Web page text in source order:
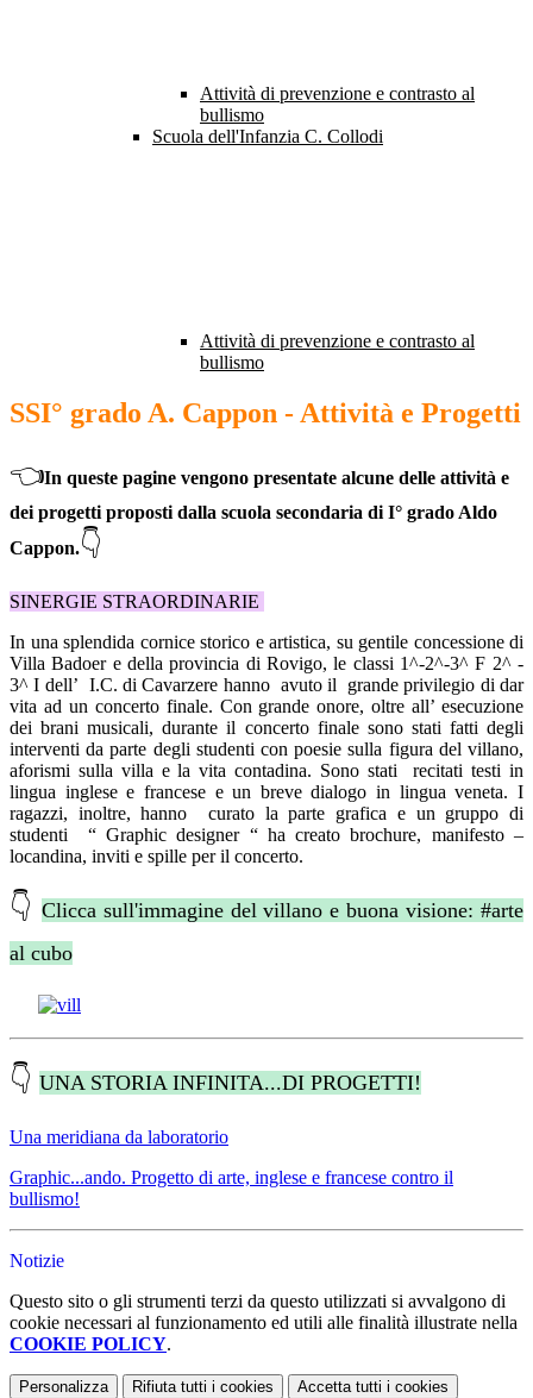
Attività di prevenzione e contrasto al
bullismo
Scuola dell'Infanzia C. Collodi
Attività di prevenzione e contrasto al
bullismo
SSI° grado A. Cappon - Attività e Progetti
👈In queste pagine vengono presentate alcune delle attività e
dei progetti proposti dalla scuola secondaria di I° grado Aldo
Cappon.👇
SINERGIE STRAORDINARIE
In una splendida cornice storico e artistica, su gentile concessione di
Villa Badoer e della provincia di Rovigo, le classi 1^-2^-3^ F 2^ -
3^ I dell’ I.C. di Cavarzere hanno avuto il grande privilegio di dar
vita ad un concerto finale. Con grande onore, oltre all’ esecuzione
dei brani musicali, durante il concerto finale sono stati fatti degli
interventi da parte degli studenti con poesie sulla figura del villano,
aforismi sulla villa e la vita contadina. Sono stati recitati testi in
lingua inglese e francese e un breve dialogo in lingua veneta. I
ragazzi, inoltre, hanno curato la parte grafica e un gruppo di
studenti “ Graphic designer “ ha creato brochure, manifesto –
locandina, inviti e spille per il concerto.
👇 Clicca sull'immagine del villano e buona visione: #arte
al cubo
👇 UNA STORIA INFINITA...DI PROGETTI!
Una meridiana da laboratorio
Graphic...ando. Progetto di arte, inglese e francese contro il
bullismo!
Notizie
Questo sito o gli strumenti terzi da questo utilizzati si avvalgono di
cookie necessari al funzionamento ed utili alle finalità illustrate nella
COOKIE POLICY.
Personalizza Rifiuta tutti i cookies Accetta tutti i cookies